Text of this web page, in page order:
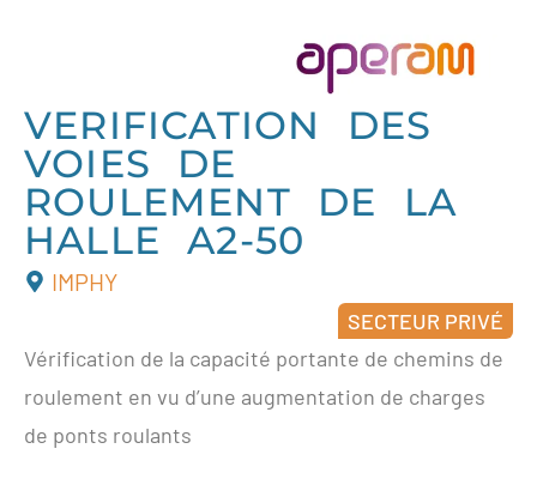
VERIFICATION DES
VOIES DE
ROULEMENT DE LA
HALLE A2-50
IMPHY
SECTEUR PRIVÉ
Vérification de la capacité portante de chemins de
roulement en vu d’une augmentation de charges
de ponts roulants